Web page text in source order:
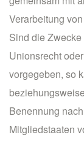
Verarbeitung
Sind die
Unionsrecht
vorgegeben, so
Benennung
Mitgliedstaaten